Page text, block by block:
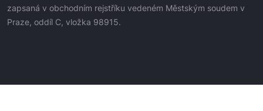
zapsaná v obchodním rejstříku vedeném Městským soudem v
Praze, oddíl C, vložka 98915.